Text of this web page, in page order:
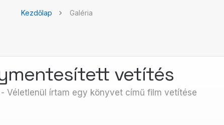
Kezdőlap Galéria
vetítés
Véletlenül írtam egy könyvet című film vetítése